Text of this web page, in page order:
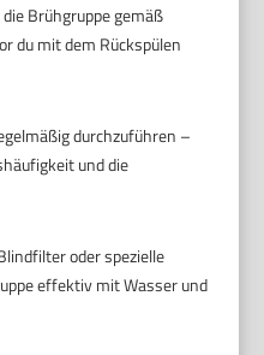
Brühgruppe gemäß
du mit dem Rückspülen
durchzuführen –
und die
oder spezielle
effektiv mit Wasser und